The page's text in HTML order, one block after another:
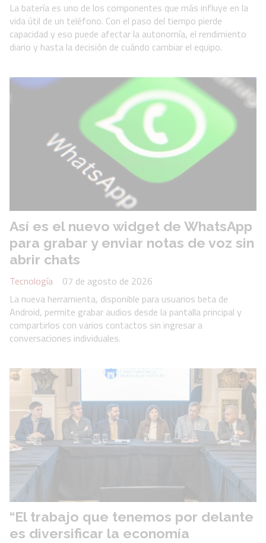
La batería es uno de los componentes que más influye en la
vida útil de un teléfono. Con el paso del tiempo pierde
capacidad y eso puede afectar la autonomía, el rendimiento
diario y hasta la decisión de cuándo cambiar el equipo.
Así es el nuevo widget de WhatsApp
para grabar y enviar notas de voz sin
abrir chats
Tecnología
07 de agosto de 2026
La nueva herramienta, disponible para usuarios beta de
Android, permite grabar audios desde la pantalla principal y
compartirlos con varios contactos sin ingresar a
conversaciones individuales.
“El trabajo que tenemos por delante
es diversificar la economía